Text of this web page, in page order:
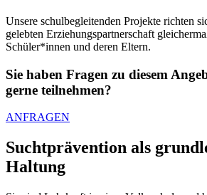
Unsere schulbegleitenden Projekte richten
gelebten Erziehungspartnerschaft
Schüler*innen und deren Eltern.
Sie haben Fragen zu diesem
gerne teilnehmen?
ANFRAGEN
Suchtprävention als
Haltung